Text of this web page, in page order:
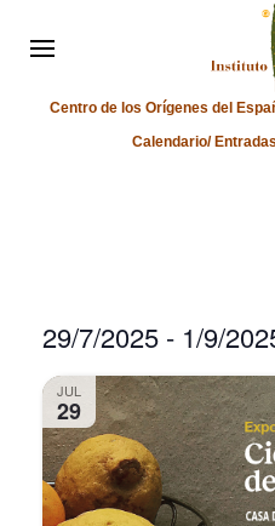
Centro de los Orígenes del
Calendario/ Entradas
Select
29